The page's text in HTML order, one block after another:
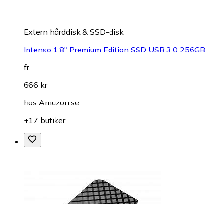
Extern hårddisk & SSD-disk
Intenso 1.8" Premium Edition SSD USB 3.0 256GB
fr.
666 kr
hos Amazon.se
+17 butiker